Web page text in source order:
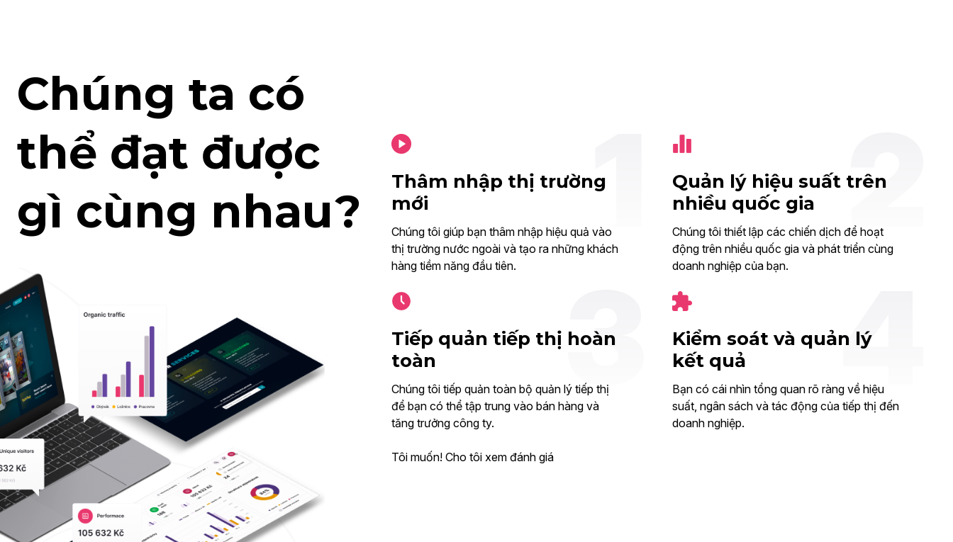
Chúng ta có
thể đạt được
gì cùng nhau?
Thâm nhập thị trường
mới
Chúng tôi giúp bạn thâm nhập hiệu quả vào
thị trường nước ngoài và tạo ra những khách
hàng tiềm năng đầu tiên.
Quản lý hiệu suất trên
nhiều quốc gia
Chúng tôi thiết lập các chiến dịch để hoạt
động trên nhiều quốc gia và phát triển cùng
doanh nghiệp của bạn.
Tiếp quản tiếp thị hoàn
toàn
Chúng tôi tiếp quản toàn bộ quản lý tiếp thị
để bạn có thể tập trung vào bán hàng và
tăng trưởng công ty.
Kiểm soát và quản lý
kết quả
Bạn có cái nhìn tổng quan rõ ràng về hiệu
suất, ngân sách và tác động của tiếp thị đến
doanh nghiệp.
Tôi muốn! Cho tôi xem đánh giá